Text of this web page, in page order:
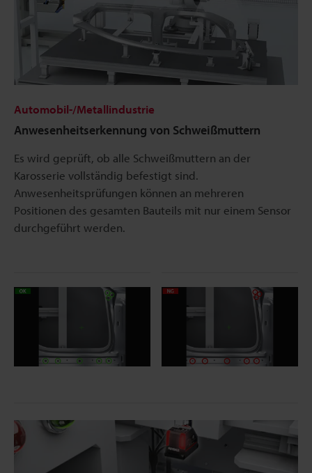
Automobil-/Metallindustrie
Anwesenheitserkennung von Schweißmuttern
Es wird geprüft, ob alle Schweißmuttern an der
Karosserie vollständig befestigt sind.
Anwesenheitsprüfungen können an mehreren
Positionen des gesamten Bauteils mit nur einem Sensor
durchgeführt werden.